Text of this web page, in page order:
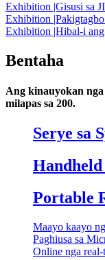
Exhibition |Gisusi sa
Exhibition
Exhibition |Hibal-i
Bentaha
Ang kinauyokan nga
milapas sa 200.
Serye sa
Portable
Maayo kaayo
Paghiusa sa
Online nga